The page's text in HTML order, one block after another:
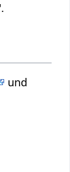
und